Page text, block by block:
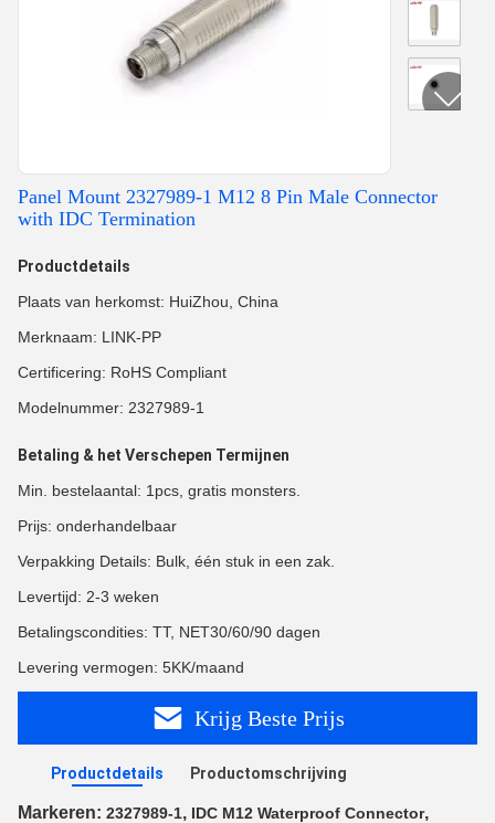
Panel Mount 2327989-1 M12 8 Pin Male Connector
with IDC Termination
Productdetails
Plaats van herkomst: HuiZhou, China
Merknaam: LINK-PP
Certificering: RoHS Compliant
Modelnummer: 2327989-1
Betaling & het Verschepen Termijnen
Min. bestelaantal: 1pcs, gratis monsters.
Prijs: onderhandelbaar
Verpakking Details: Bulk, één stuk in een zak.
Levertijd: 2-3 weken
Betalingscondities: TT, NET30/60/90 dagen
Levering vermogen: 5KK/maand
Krijg Beste Prijs
Productdetails Productomschrijving
Markeren: 2327989-1, IDC M12 Waterproof Connector,